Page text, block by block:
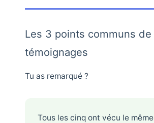
Les 3 points communs de
témoignages
Tu as remarqué ?
Tous les cinq ont vécu le